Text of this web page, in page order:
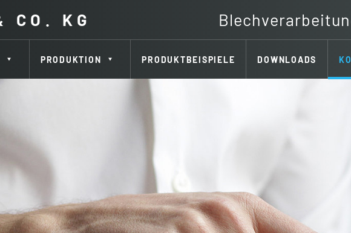
CO. KG
PRODUKTION PRODUKTBEISPIELE DOWNLOADS